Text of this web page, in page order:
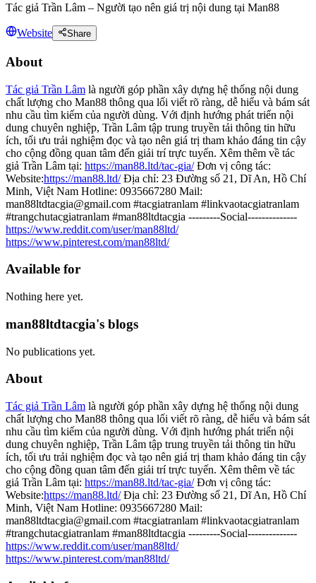
Tác giả Trần Lâm – Người tạo nên giá trị nội dung tại Man88
Website Share
About
Tác giả Trần Lâm là người góp phần xây dựng hệ thống nội dung
chất lượng cho Man88 thông qua lối viết rõ ràng, dễ hiểu và bám sát
nhu cầu tìm kiếm của người dùng. Với định hướng phát triển nội
dung chuyên nghiệp, Trần Lâm tập trung truyền tải thông tin hữu
ích, tối ưu trải nghiệm đọc và tạo nên giá trị tham khảo đáng tin cậy
cho cộng đồng quan tâm đến giải trí trực tuyến. Xêm thêm về tác
giả Trần Lâm tại: https://man88.ltd/tac-gia/Đơn vị công tác:
Website:https://man88.ltd/Địa chỉ: 23 Đường số 21, Dĩ An, Hồ Chí
Minh, Việt Nam Hotline: 0935667280 Mail:
man88ltdtacgia@gmail.com #tacgiatranlam #linkvaotacgiatranlam
#trangchutacgiatranlam #man88ltdtacgia ---------Social--------------
https://www.reddit.com/user/man88ltd/
https://www.pinterest.com/man88ltd/
Available for
Nothing here yet.
man88ltdtacgia's blogs
No publications yet.
About
Tác giả Trần Lâm là người góp phần xây dựng hệ thống nội dung
chất lượng cho Man88 thông qua lối viết rõ ràng, dễ hiểu và bám sát
nhu cầu tìm kiếm của người dùng. Với định hướng phát triển nội
dung chuyên nghiệp, Trần Lâm tập trung truyền tải thông tin hữu
ích, tối ưu trải nghiệm đọc và tạo nên giá trị tham khảo đáng tin cậy
cho cộng đồng quan tâm đến giải trí trực tuyến. Xêm thêm về tác
giả Trần Lâm tại: https://man88.ltd/tac-gia/Đơn vị công tác:
Website:https://man88.ltd/Địa chỉ: 23 Đường số 21, Dĩ An, Hồ Chí
Minh, Việt Nam Hotline: 0935667280 Mail:
man88ltdtacgia@gmail.com #tacgiatranlam #linkvaotacgiatranlam
#trangchutacgiatranlam #man88ltdtacgia ---------Social--------------
https://www.reddit.com/user/man88ltd/
https://www.pinterest.com/man88ltd/